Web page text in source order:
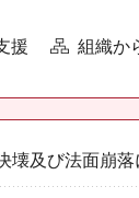
援 組織か
壊及び法面崩